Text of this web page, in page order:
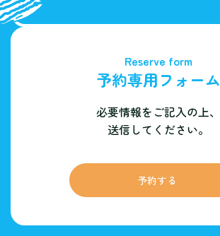
Reserve form
予約専用フォーム
必要情報をご記入の上、
送信してください。
予約する